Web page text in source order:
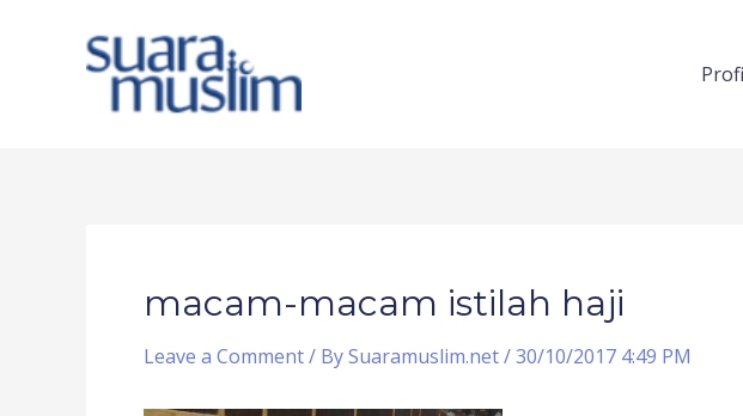
macam-macam istilah haji
Leave a Comment/ BySuaramuslim.net/30/10/2017 4:49 PM